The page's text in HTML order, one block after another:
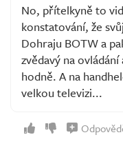
No, přítelkyně to
konstatování, že
Dohraju BOTW a
zvědavý na
hodně. A na
velkou televizi...